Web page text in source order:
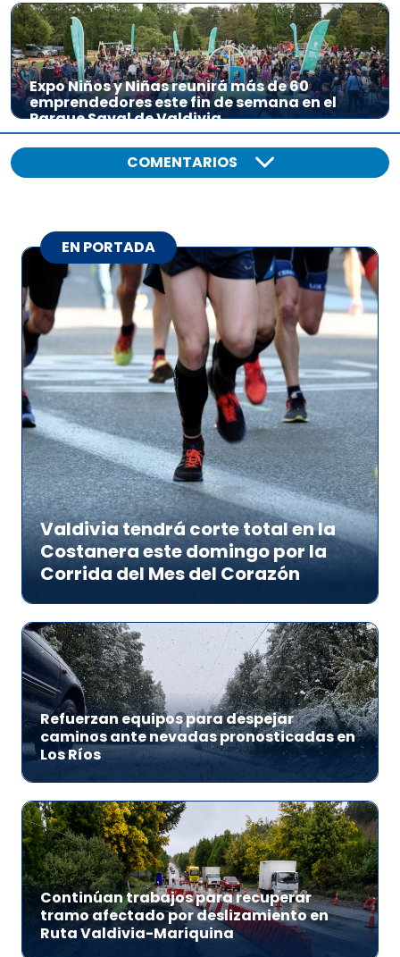
Expo Niños y Niñas reunirá más de 60
emprendedores este fin de semana en el
Parque Saval de Valdivia
COMENTARIOS
EN PORTADA
Valdivia tendrá corte total en la
Costanera este domingo por la
Corrida del Mes del Corazón
Refuerzan equipos para despejar
caminos ante nevadas pronosticadas en
Los Ríos
Continúan trabajos para recuperar
tramo afectado por deslizamiento en
Ruta Valdivia-Mariquina